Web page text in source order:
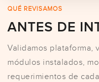
QUÉ REVISAMOS
ANTES DE
Validamos plataforma,
módulos instalados,
requerimientos de